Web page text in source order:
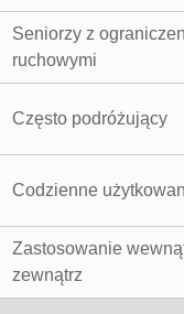
Seniorzy z
ruchowymi
Często podróżujący
Codzienne
Zastosowanie
zewnątrz